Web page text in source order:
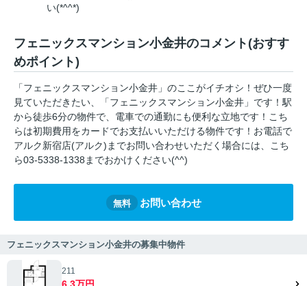
い(*^^*)
フェニックスマンション小金井のコメント(おすす
めポイント)
「フェニックスマンション小金井」のここがイチオシ！ぜひ一度
見ていただきたい、「フェニックスマンション小金井」です！駅
から徒歩6分の物件で、電車での通勤にも便利な立地です！こち
らは初期費用をカードでお支払いいただける物件です！お電話で
アルク新宿店(アルク)までお問い合わせいただく場合には、こち
ら03-5338-1338までおかけください(^^)
無料 お問い合わせ
フェニックスマンション小金井の募集中物件
211
6.3万円